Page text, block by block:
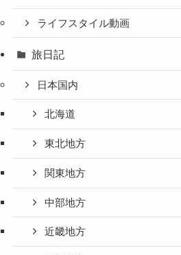
ライフスタイル動画
旅日記
日本国内
北海道
東北地方
関東地方
中部地方
近畿地方